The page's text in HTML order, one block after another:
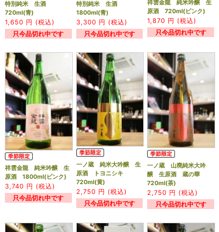
特別純米 生酒
720ml(青)
1,650 円 (税込)
只今品切れ中です
特別純米 生酒
1800ml(青)
3,300 円 (税込)
只今品切れ中です
祥雲金龍 純米吟醸 生
原酒 720ml(ピンク)
1,870 円 (税込)
只今品切れ中です
祥雲金龍 純米吟醸 生
原酒 1800ml(ピンク)
3,740 円 (税込)
只今品切れ中です
一ノ蔵 純米大吟醸 生
原酒 トヨニシキ
720ml(黄)
2,750 円 (税込)
只今品切れ中です
一ノ蔵 山廃純米大吟
醸 生原酒 蔵の華
720ml(茶)
2,750 円 (税込)
只今品切れ中です